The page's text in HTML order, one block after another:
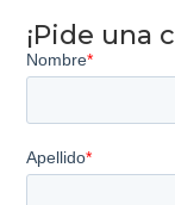
¡Pide una